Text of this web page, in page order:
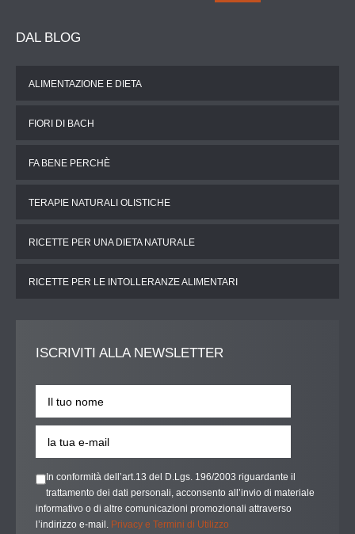
DAL BLOG
ALIMENTAZIONE E DIETA
FIORI DI BACH
FA BENE PERCHÈ
TERAPIE NATURALI OLISTICHE
RICETTE PER UNA DIETA NATURALE
RICETTE PER LE INTOLLERANZE ALIMENTARI
ISCRIVITI ALLA NEWSLETTER
In conformità dell’art.13 del D.Lgs. 196/2003 riguardante il
trattamento dei dati personali, acconsento all’invio di materiale
informativo o di altre comunicazioni promozionali attraverso
l’indirizzo e-mail. Privacy e Termini di Utilizzo